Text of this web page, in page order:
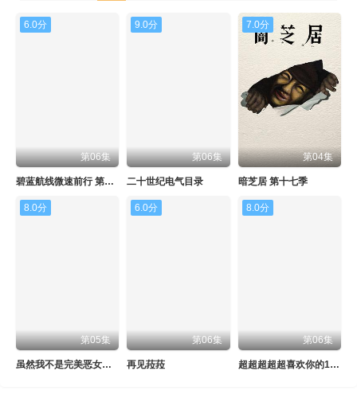
6.0分
第06集
碧蓝航线微速前行 第二季
9.0分
第06集
二十世纪电气目录
7.0分
第04集
暗芝居 第十七季
8.0分
第05集
虽然我不是完美恶女～雏宫蝶鼠替换传～
6.0分
第06集
再见菈菈
8.0分
第06集
超超超超超喜欢你的100个女朋友 第三季